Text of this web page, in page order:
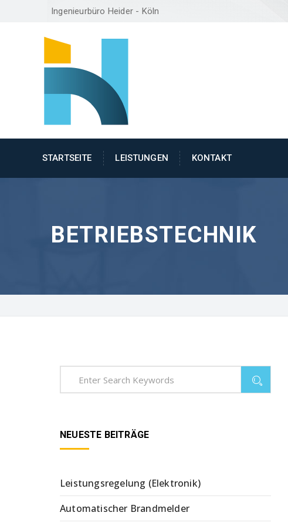
Ingenieurbüro Heider - Köln
STARTSEITE LEISTUNGEN KONTAKT
BETRIEBSTECHNIK
NEUESTE BEITRÄGE
Leistungsregelung (Elektronik)
Automatischer Brandmelder